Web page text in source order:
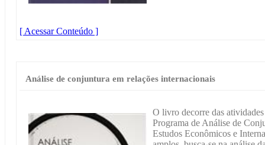
[ Acessar Conteúdo ]
Análise de conjuntura em relações internacionais
O livro decorre das
Programa de Análise de
Estudos Econômicos e